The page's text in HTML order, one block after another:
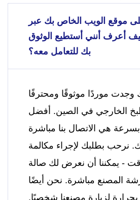
موقع الويب الخاص بك عبر
أعرف أنني أستطيع الوثوق
بك للتعامل معه؟
وجدت موردًا موثوقًا ومحترفًا
الخارجي في الصين. أفضل
بسرعة هي الاتصال بنا مباشرة
نرحب بطلبك لإجراء مكالمة
- يمكننا أن نعرض لك صالة
المصنع مباشرة. نحن أيضًا
لزيارة مصنعنا شخصيًا.